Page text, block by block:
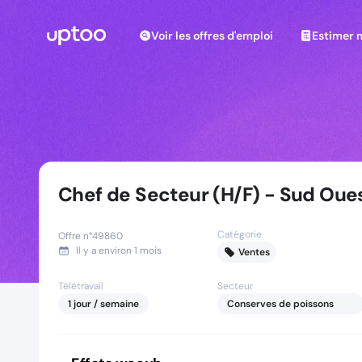
Voir les offres d'emploi Estimer
Voir les offres d'emploi Estimer
Chef de Secteur (H/F) - Sud
Offre n°49860
Il y aenviron 1 mois
Catégorie
Ventes
Télétravail
1jour/ semaine
Secteur
Conserves de poissons